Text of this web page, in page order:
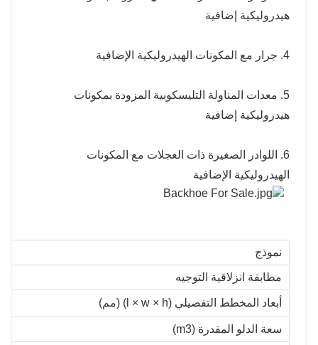
هيدروليكية إضافية
4. جرار مع المكونات الهيدروليكية الإضافية
5. معدات المناولة التليسكوبية المزودة بمكونات
هيدروليكية إضافية
6. اللوادر الصغيرة ذات العجلات مع المكونات
الهيدروليكية الإضافية
نموذج
مطابقة انزلاقية التوجيه
أبعاد المخطط التفصيلي (l × w × h) (مم)
سعة الدلو المقدرة (m3)